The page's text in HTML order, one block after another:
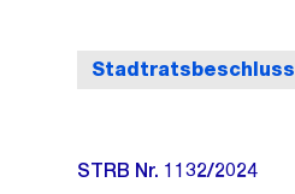
Stadtratsbeschluss
STRB Nr. 1132/2024